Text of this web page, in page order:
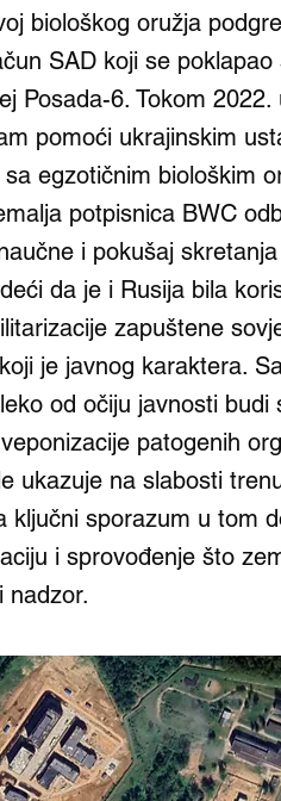
biološkog oružja
SAD koji se
Posada-6. Tokom
pomoći ukrajinskim
egzotičnim biološkim
potpisnica BWC
i pokušaj
da je i Rusija bila
zapuštene
je javnog karaktera.
od očiju javnosti
patogenih
ukazuje na slabosti
ključni sporazum u tom
i sprovođenje što
nadzor.